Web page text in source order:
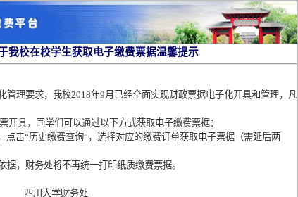
我校在校学生获取电子缴费票据温馨提示
管理要求，我校2018年9月已经全面实现财政票据电子化开具和管理，凡
开具，同学们可以通过以下方式获取电子缴费票据：
点击“历史缴费查询”，选择对应的缴费订单获取电子票据（需延后两
，财务处将不再统一打印纸质缴费票据。
财务处